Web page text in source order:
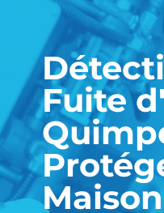
Fuite